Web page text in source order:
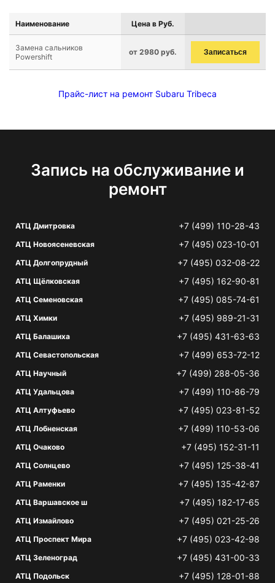
Наименование Цена в Руб.
Замена сальников
Powershift
от 2980 руб. Записаться
Прайс-лист на ремонт Subaru Tribeca
Запись на обслуживание и
ремонт
АТЦ Дмитровка +7 (499) 110-28-43
АТЦ Новоясеневская +7 (495) 023-10-01
АТЦ Долгопрудный +7 (495) 032-08-22
АТЦ Щёлковская +7 (495) 162-90-81
АТЦ Семеновская +7 (495) 085-74-61
АТЦ Химки +7 (495) 989-21-31
АТЦ Балашиха +7 (495) 431-63-63
АТЦ Севастопольская +7 (499) 653-72-12
АТЦ Научный +7 (499) 288-05-36
АТЦ Удальцова +7 (499) 110-86-79
АТЦ Алтуфьево +7 (495) 023-81-52
АТЦ Лобненская +7 (499) 110-53-06
АТЦ Очаково +7 (495) 152-31-11
АТЦ Солнцево +7 (495) 125-38-41
АТЦ Раменки +7 (495) 135-42-87
АТЦ Варшавское ш +7 (495) 182-17-65
АТЦ Измайлово +7 (495) 021-25-26
АТЦ Проспект Мира +7 (495) 023-42-98
АТЦ Зеленоград +7 (495) 431-00-33
АТЦ Подольск +7 (495) 128-01-88